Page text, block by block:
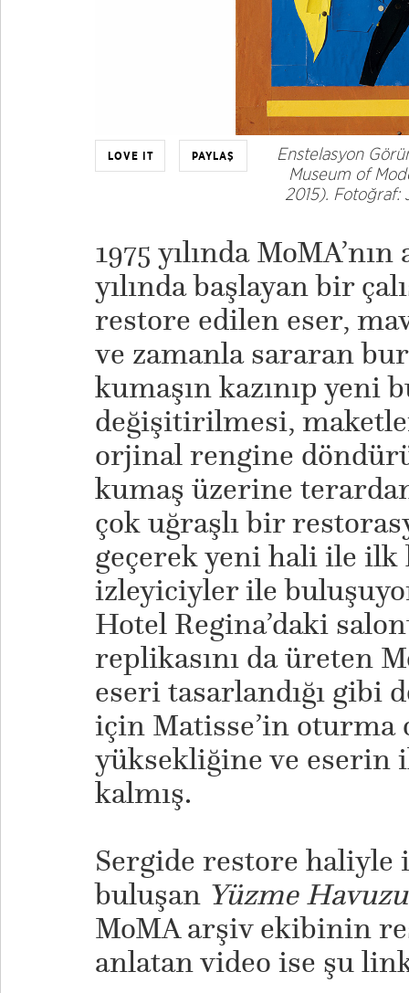
LOVE IT PAYLAŞ
Enstelasyon
Museum of
2015). Fotoğraf:
1975 yılında
yılında başlayan bir
restore edilen eser,
ve zamanla sararan
kumaşın kazınıp yeni
değişitirilmesi,
orjinal rengine
kumaş üzerine
çok uğraşlı bir
geçerek yeni hali ile ilk
izleyiciyler ile
Hotel Regina’daki
replikasını da üreten
eseri tasarlandığı gibi
için Matisse’in oturma
yüksekliğine ve eserin
kalmış.
Sergide restore
buluşan Yüzme Havuzu
MoMA arşiv ekibinin
anlatan video ise şu